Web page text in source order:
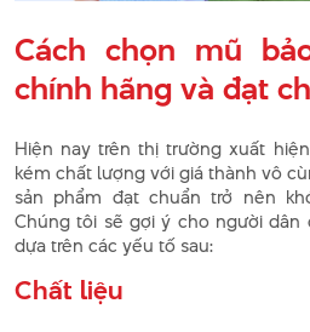
Cách chọn mũ
chính hãng và đạt
Hiện nay trên thị trường xuất
kém chất lượng với giá thành vô
sản phẩm đạt chuẩn trở nên
Chúng tôi sẽ gợi ý cho người
dựa trên các yếu tố sau:
Chất liệu